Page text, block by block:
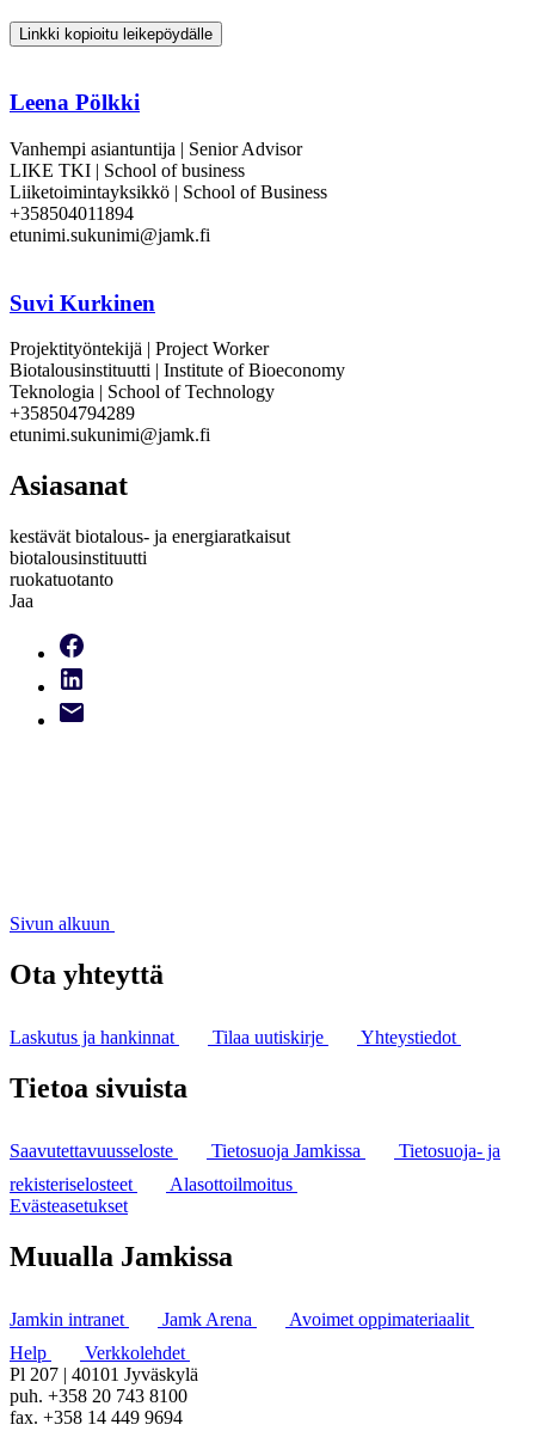
Linkki kopioitu leikepöydälle
Leena Pölkki
Vanhempi asiantuntija | Senior Advisor
LIKE TKI | School of business
Liiketoimintayksikkö | School of Business
+358504011894
etunimi.sukunimi@jamk.fi
Suvi Kurkinen
Projektityöntekijä | Project Worker
Biotalousinstituutti | Institute of Bioeconomy
Teknologia | School of Technology
+358504794289
etunimi.sukunimi@jamk.fi
Asiasanat
kestävät biotalous- ja energiaratkaisut
biotalousinstituutti
ruokatuotanto
Jaa
Sivun alkuun
Ota yhteyttä
Laskutus ja hankinnat Tilaa uutiskirje Yhteystiedot
Tietoa sivuista
Saavutettavuusseloste Tietosuoja Jamkissa
Tietosuoja- ja
rekisteriselosteet
Alasottoilmoitus
Evästeasetukset
Muualla Jamkissa
Jamkin intranet Jamk Arena
Avoimet oppimateriaalit
Help
Verkkolehdet
Pl 207 | 40101 Jyväskylä
puh. +358 20 743 8100
fax. +358 14 449 9694